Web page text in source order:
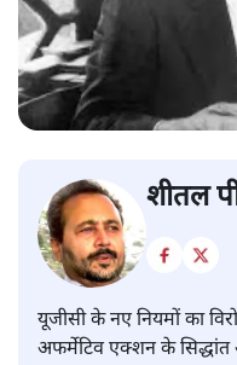
शीतल
यूजीसी के नए नियमों का
अफर्मेटिव एक्शन के